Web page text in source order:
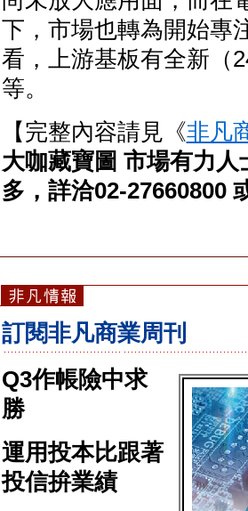
下，市場也轉為開始專
看，上游基板有全新
等。
【完整內容請見《非凡
大咖藏寶圖 市場有力
多，詳洽02-27660800
訂閱非凡商業周刊
Q3作帳險中求
勝
運用投本比跟著
投信拚業績